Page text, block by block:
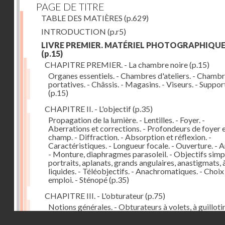
PAGE DE TITRE
TABLE DES MATIÈRES (p.629)
INTRODUCTION (p.r5)
LIVRE PREMIER. MATÉRIEL PHOTOGRAPHIQUE
(p.15)
CHAPITRE PREMIER. - La chambre noire(p.15)
Organes essentiels. - Chambres d'ateliers. -
portatives. - Châssis. - Magasins. - Viseurs. -
(p.15)
CHAPITRE II. - L'objectif(p.35)
Propagation de la lumière. - Lentilles. - Foyer. -
Aberrations et corrections. - Profondeurs de foyer
champ. - Diffraction. - Absorption et réflexion. -
Caractéristiques. - Longueur focale. - Ouverture. -
- Monture, diaphragmes parasoleil. - Objectifs
portraits, aplanats, grands angulaires, anastigmats,
liquides. - Téléobjectifs. - Anachromatiques. -
emploi. - Sténopé(p.35)
CHAPITRE III. - L'obturateur(p.75)
Notions générales. - Obturateurs à volets, à